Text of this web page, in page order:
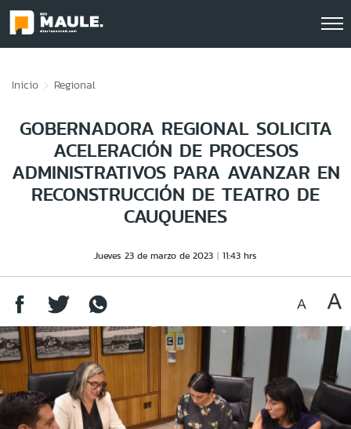
Inicio Regional
GOBERNADORA REGIONAL SOLICITA
ACELERACIÓN DE PROCESOS
ADMINISTRATIVOS PARA AVANZAR EN
RECONSTRUCCIÓN DE TEATRO DE
CAUQUENES
Jueves 23 de marzo de 2023 11:43 hrs